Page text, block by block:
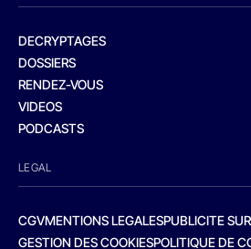
DECRYPTAGES
DOSSIERS
RENDEZ-VOUS
VIDEOS
PODCASTS
LEGAL
CGVMENTIONS LEGALESPUBLICITE
GESTION DES COOKIESPOLITIQUE DE